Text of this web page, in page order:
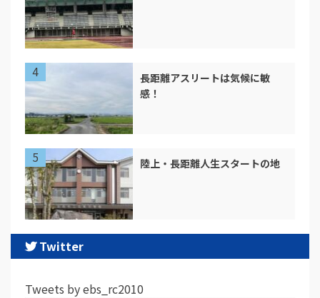
長距離アスリートは気候に敏
感！
陸上・長距離人生スタートの地
Twitter
Tweets by ebs_rc2010